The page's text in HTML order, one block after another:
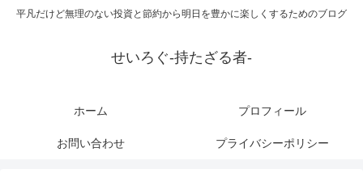
平凡だけど無理のない投資と節約から明日を豊かに楽しくするためのブログ
せいろぐ-持たざる者-
ホーム プロフィール
お問い合わせ プライバシーポリシー